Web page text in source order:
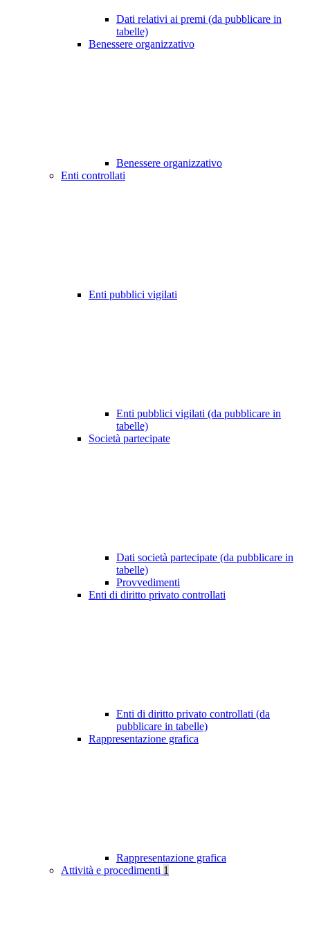
Dati relativi ai premi (da pubblicare in
tabelle)
Benessere organizzativo
Benessere organizzativo
Enti controllati
Enti pubblici vigilati
Enti pubblici vigilati (da pubblicare in
tabelle)
Società partecipate
Dati società partecipate (da pubblicare in
tabelle)
Provvedimenti
Enti di diritto privato controllati
Enti di diritto privato controllati (da
pubblicare in tabelle)
Rappresentazione grafica
Rappresentazione grafica
Attività e procedimenti 1